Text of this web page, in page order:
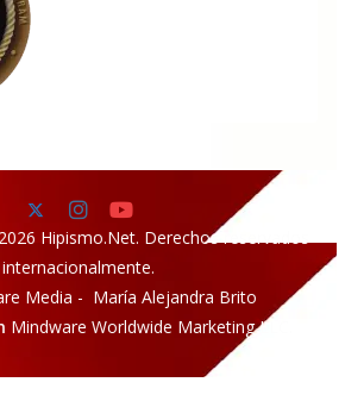
Hipismo.Net. Derechos reservados
internacionalmente.
Media - María Alejandra Brito
Mindware Worldwide Marketing LLC.